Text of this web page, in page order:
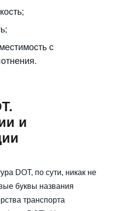
с
и
DOT, по сути, никак не
буквы названия
транспорта